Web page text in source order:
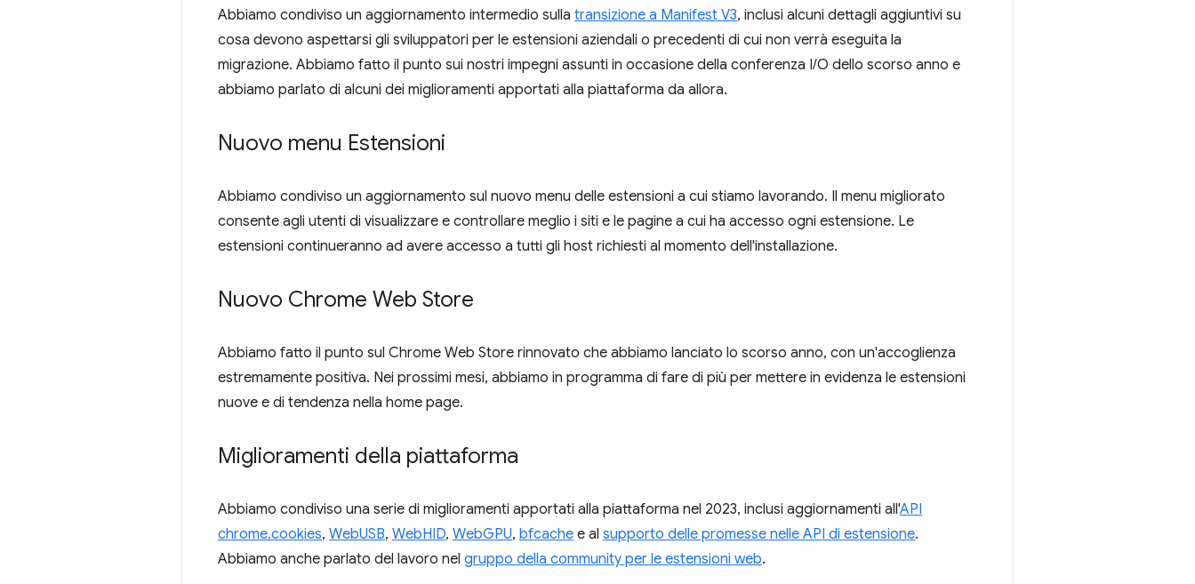
Abbiamo condiviso un aggiornamento intermedio sulla transizione a Manifest V3, inclusi alcuni dettagli aggiuntivi su
cosa devono aspettarsi gli sviluppatori per le estensioni aziendali o precedenti di cui non verrà eseguita la
migrazione. Abbiamo fatto il punto sui nostri impegni assunti in occasione della conferenza I/O dello scorso anno e
abbiamo parlato di alcuni dei miglioramenti apportati alla piattaforma da allora.
Nuovo menu Estensioni
Abbiamo condiviso un aggiornamento sul nuovo menu delle estensioni a cui stiamo lavorando. Il menu migliorato
consente agli utenti di visualizzare e controllare meglio i siti e le pagine a cui ha accesso ogni estensione. Le
estensioni continueranno ad avere accesso a tutti gli host richiesti al momento dell'installazione.
Nuovo Chrome Web Store
Abbiamo fatto il punto sul Chrome Web Store rinnovato che abbiamo lanciato lo scorso anno, con un'accoglienza
estremamente positiva. Nei prossimi mesi, abbiamo in programma di fare di più per mettere in evidenza le estensioni
nuove e di tendenza nella home page.
Miglioramenti della piattaforma
Abbiamo condiviso una serie di miglioramenti apportati alla piattaforma nel 2023, inclusi aggiornamenti all'API
chrome.cookies, WebUSB, WebHID, WebGPU, bfcache e al supporto delle promesse nelle API di estensione.
Abbiamo anche parlato del lavoro nel gruppo della community per le estensioni web.